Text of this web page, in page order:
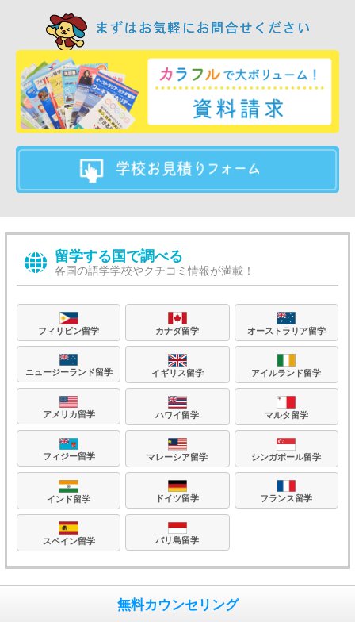
留学する国で調べる
各国の語学学校やクチコミ情報が満載！
フィリピン留学 カナダ留学 オーストラリア留学
ニュージーランド留学 イギリス留学 アイルランド留学
アメリカ留学 ハワイ留学 マルタ留学
フィジー留学 マレーシア留学 シンガポール留学
インド留学 ドイツ留学 フランス留学
スペイン留学 バリ島留学
無料カウンセリング